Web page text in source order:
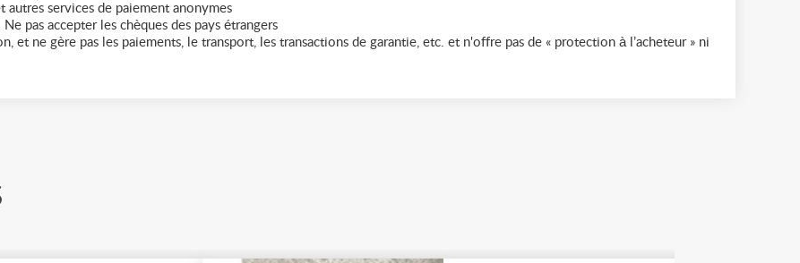
services de paiement anonymes
pas accepter les chèques des pays étrangers
et ne gère pas les paiements, le transport, les transactions de garantie, etc. et n'offre pas de « protection à l’acheteur » ni